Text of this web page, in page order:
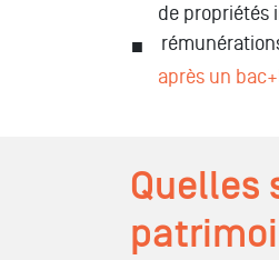
de propriétés
après un
Quelles